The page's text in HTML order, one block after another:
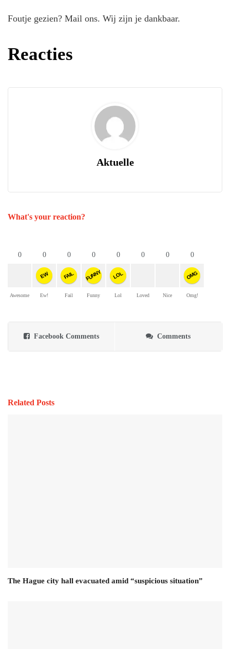
Foutje gezien? Mail ons. Wij zijn je dankbaar.
Reacties
Aktuelle
What's your reaction?
0
Awesome
0
EW
Ew!
0
FAIL
Fail
0
FUNNY
Funny
0
LOL
Lol
0
Loved
0
Nice
0
OMG
Omg!
Facebook Comments Comments
Related Posts
The Hague city hall evacuated amid “suspicious situation”